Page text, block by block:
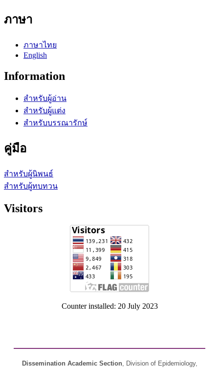
ภาษา
ภาษาไทย
English
Information
สำหรับผู้อ่าน
สำหรับผู้แต่ง
สำหรับบรรณารักษ์
คู่มือ
สำหรับผู้นิพนธ์
สำหรับผู้ทบทวน
Visitors
Counter installed: 20 July 2023
Dissemination Academic Section, Division of Epidemiology,